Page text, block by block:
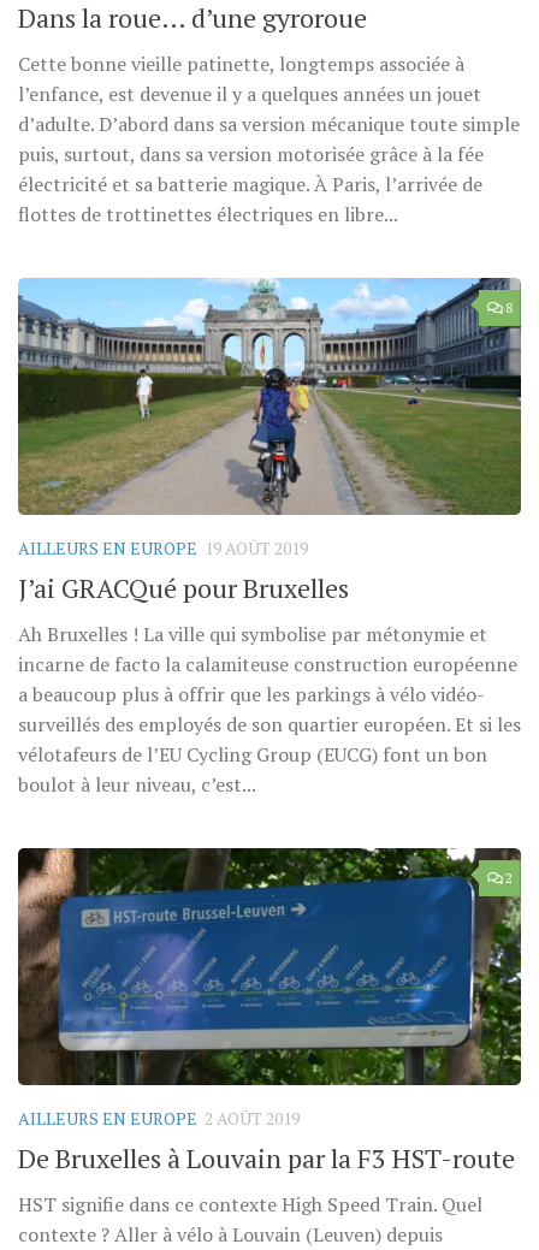
Dans la roue… d’une gyroroue
Cette bonne vieille patinette, longtemps associée à
l’enfance, est devenue il y a quelques années un jouet
d’adulte. D’abord dans sa version mécanique toute simple
puis, surtout, dans sa version motorisée grâce à la fée
électricité et sa batterie magique. À Paris, l’arrivée de
flottes de trottinettes électriques en libre...
8
AILLEURS EN EUROPE 19 AOÛT 2019
J’ai GRACQué pour Bruxelles
Ah Bruxelles ! La ville qui symbolise par métonymie et
incarne de facto la calamiteuse construction européenne
a beaucoup plus à offrir que les parkings à vélo vidéo-
surveillés des employés de son quartier européen. Et si les
vélotafeurs de l’EU Cycling Group (EUCG) font un bon
boulot à leur niveau, c’est...
2
AILLEURS EN EUROPE 2 AOÛT 2019
De Bruxelles à Louvain par la F3 HST-route
HST signifie dans ce contexte High Speed Train. Quel
contexte ? Aller à vélo à Louvain (Leuven) depuis